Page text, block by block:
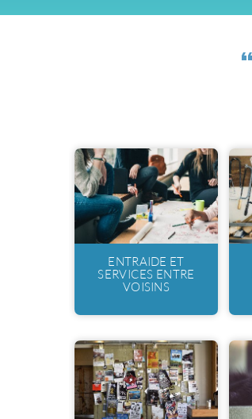
ENTRAIDE ET
SERVICES ENTRE
VOISINS